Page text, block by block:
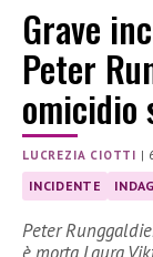
Grave
Peter
omicidio
LUCREZIA CIOTTI |
INCIDENTE
Peter